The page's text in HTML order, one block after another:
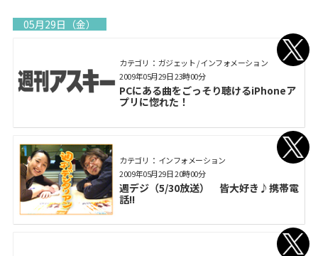
05月29日（金）
カテゴリ： ガジェット / インフォメーション
PCにある曲をごっそり聴けるiPhoneア
プリに惚れた！
2009年05月29日 23時00分
カテゴリ： インフォメーション
週デジ（5/30放送） 皆大好き♪携帯電
話!!
2009年05月29日 20時00分